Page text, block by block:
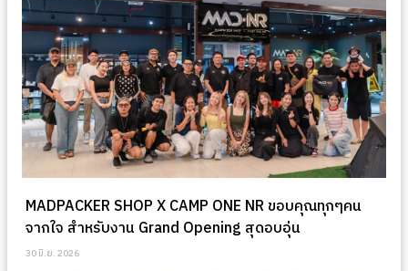
MADPACKER SHOP X CAMP ONE NR ขอบคุณทุกๆคน
จากใจ สำหรับงาน Grand Opening สุดอบอุ่น
30 มิ.ย. 2026